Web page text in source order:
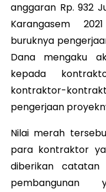
anggaran Rp. 932
Karangasem
buruknya
Dana mengaku
kepada
kontraktor-
pengerjaan
Nilai merah
para kontraktor
diberikan catatan